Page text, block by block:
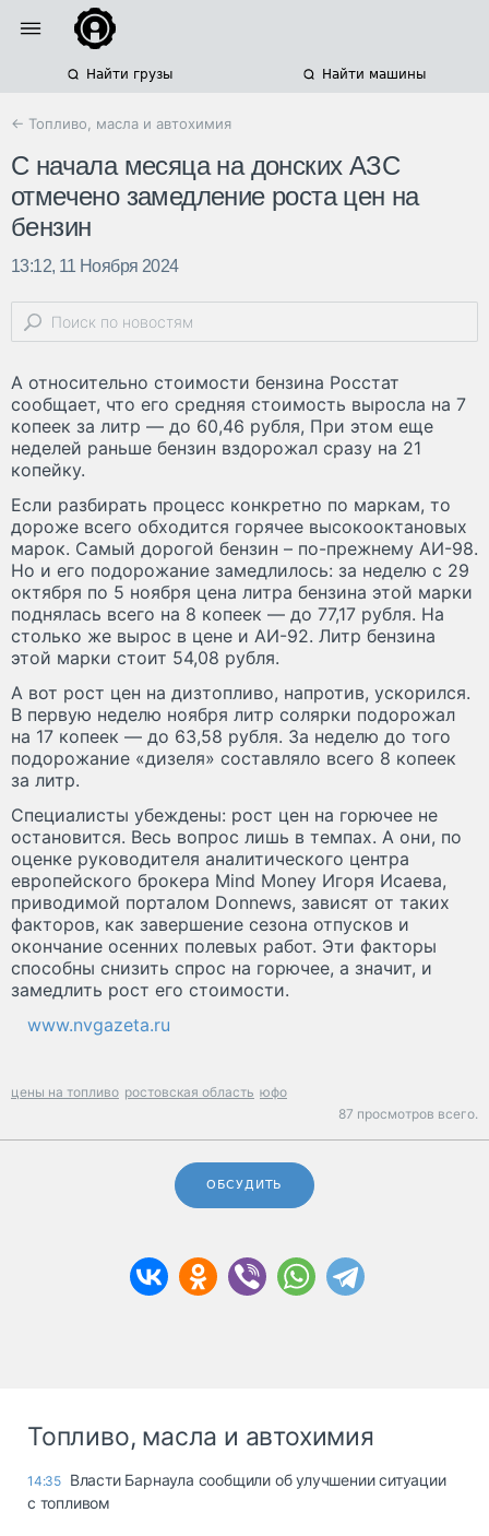
Найти грузы Найти машины
← Топливо, масла и автохимия
С начала месяца на донских АЗС
отмечено замедление роста цен на
бензин
13:12, 11 Ноября 2024
А относительно стоимости бензина Росстат
сообщает, что его средняя стоимость выросла на 7
копеек за литр — до 60,46 рубля, При этом еще
неделей раньше бензин вздорожал сразу на 21
копейку.
Если разбирать процесс конкретно по маркам, то
дороже всего обходится горячее высокооктановых
марок. Самый дорогой бензин – по-прежнему АИ-98.
Но и его подорожание замедлилось: за неделю с 29
октября по 5 ноября цена литра бензина этой марки
поднялась всего на 8 копеек — до 77,17 рубля. На
столько же вырос в цене и АИ-92. Литр бензина
этой марки стоит 54,08 рубля.
А вот рост цен на дизтопливо, напротив, ускорился.
В первую неделю ноября литр солярки подорожал
на 17 копеек — до 63,58 рубля. За неделю до того
подорожание «дизеля» составляло всего 8 копеек
за литр.
Специалисты убеждены: рост цен на горючее не
остановится. Весь вопрос лишь в темпах. А они, по
оценке руководителя аналитического центра
европейского брокера Mind Money Игоря Исаева,
приводимой порталом Donnews, зависят от таких
факторов, как завершение сезона отпусков и
окончание осенних полевых работ. Эти факторы
способны снизить спрос на горючее, а значит, и
замедлить рост его стоимости.
www.nvgazeta.ru
цены на топливо ростовская область юфо
87 просмотров всего.
ОБСУДИТЬ
Топливо, масла и автохимия
14:35 Власти Барнаула сообщили об улучшении ситуации
с топливом